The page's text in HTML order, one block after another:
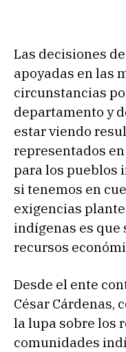
Las decisiones
apoyadas en las
circunstancias
departamento y
estar viendo
representados
para los pueblos
si tenemos en
exigencias
indígenas es que
recursos
Desde el ente
César Cárdenas,
la lupa sobre los
comunidades